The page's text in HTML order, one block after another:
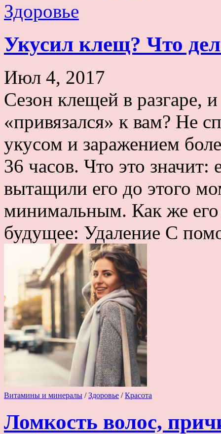
Здоровье
Укусил клещ? Что
Июл 4, 2017
Сезон клещей в разгаре,
«привязался» к вам? Не
укусом и заражением
36 часов. Что это
вытащили его до этого
минимальным. Как же его
будущее: Удаление С
Витамины и минералы /Здоровье /Красота
Ломкость волос,